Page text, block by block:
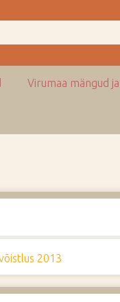
Virumaa mängud
2013